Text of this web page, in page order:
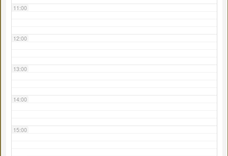
11:00
12:00
13:00
14:00
15:00